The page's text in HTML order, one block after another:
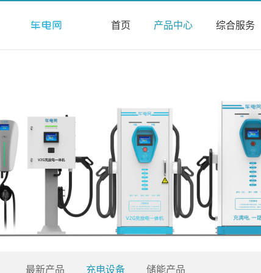
首页 产品中心 综合服务
最新产品 充电设备 储能产品